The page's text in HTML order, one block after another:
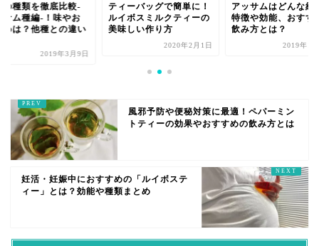
の種類を徹底比較-
サム種編-！味やお
めは？他種との違い
2019年3月9日
ティーバッグで簡単に！
ルイボスミルクティーの
美味しい作り方
2020年2月1日
アッサムはどんな紅
特徴や効能、おすす
飲み方とは？
2019年11
風邪予防や便秘対策に最適！ペパーミン
トティーの効果やおすすめの飲み方とは
妊活・妊娠中におすすめの「ルイボステ
ィー」とは？効能や種類まとめ